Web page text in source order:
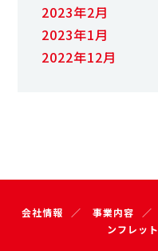
2023年2月
2023年1月
2022年12月
会社情報 事業内容
ンフレット